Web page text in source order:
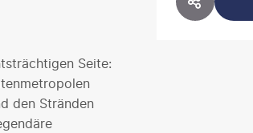
HOTEL
Seite:
den Stränden